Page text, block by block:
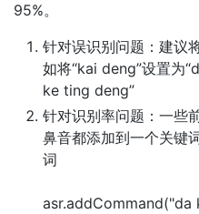
95%。
针对误识别问题：建议
如将“kai deng”设置为
ke ting deng”
针对识别率问题：一些
鼻音都添加到一个关键
词
asr.addCommand("da